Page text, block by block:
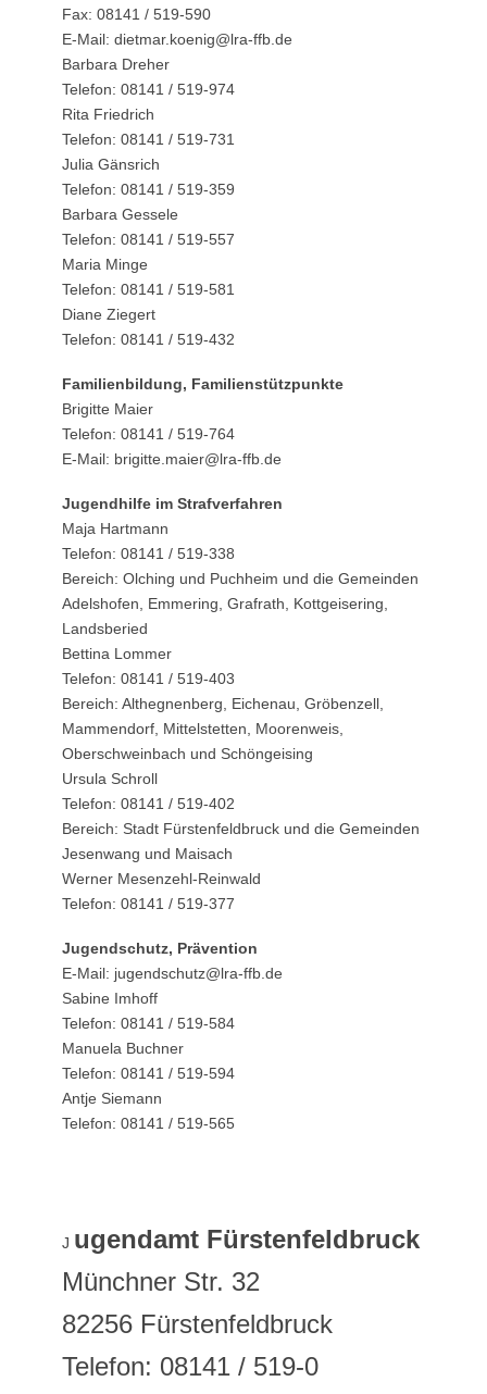
Fax: 08141 / 519-590
E-Mail: dietmar.koenig@lra-ffb.de
Barbara Dreher
Telefon: 08141 / 519-974
Rita Friedrich
Telefon: 08141 / 519-731
Julia Gänsrich
Telefon: 08141 / 519-359
Barbara Gessele
Telefon: 08141 / 519-557
Maria Minge
Telefon: 08141 / 519-581
Diane Ziegert
Telefon: 08141 / 519-432
Familienbildung, Familienstützpunkte
Brigitte Maier
Telefon: 08141 / 519-764
E-Mail: brigitte.maier@lra-ffb.de
Jugendhilfe im Strafverfahren
Maja Hartmann
Telefon: 08141 / 519-338
Bereich: Olching und Puchheim und die Gemeinden
Adelshofen, Emmering, Grafrath, Kottgeisering,
Landsberied
Bettina Lommer
Telefon: 08141 / 519-403
Bereich: Althegnenberg, Eichenau, Gröbenzell,
Mammendorf, Mittelstetten, Moorenweis,
Oberschweinbach und Schöngeising
Ursula Schroll
Telefon: 08141 / 519-402
Bereich: Stadt Fürstenfeldbruck und die Gemeinden
Jesenwang und Maisach
Werner Mesenzehl-Reinwald
Telefon: 08141 / 519-377
Jugendschutz, Prävention
E-Mail: jugendschutz@lra-ffb.de
Sabine Imhoff
Telefon: 08141 / 519-584
Manuela Buchner
Telefon: 08141 / 519-594
Antje Siemann
Telefon: 08141 / 519-565
J ugendamt Fürstenfeldbruck
Münchner Str. 32
82256 Fürstenfeldbruck
Telefon: 08141 / 519-0